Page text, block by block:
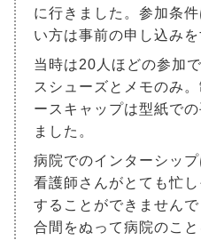
に行きました。参加条
い方は事前の申し込みを
当時は20人ほどの参加
スシューズとメモのみ
ースキャップは型紙で
ました。
病院でのインターシッ
看護師さんがとても忙
することができません
合間をぬって病院のこ